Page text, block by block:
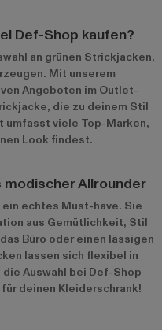
Def-Shop kaufen?
an grünen Strickjacken,
Mit unserem
Angeboten im Outlet-
die zu deinem Stil
umfasst viele Top-Marken,
Look findest.
modischer Allrounder
echtes Must-have. Sie
aus Gemütlichkeit, Stil
Büro oder einen lässigen
lassen sich flexibel in
Auswahl bei Def-Shop
deinen Kleiderschrank!